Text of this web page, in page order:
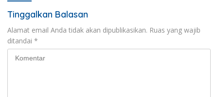
Tinggalkan Balasan
Alamat email Anda tidak akan dipublikasikan. Ruas yang wajib
ditandai *